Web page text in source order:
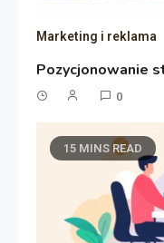
Marketing i reklama
Pozycjonowanie
0
15 MINS READ